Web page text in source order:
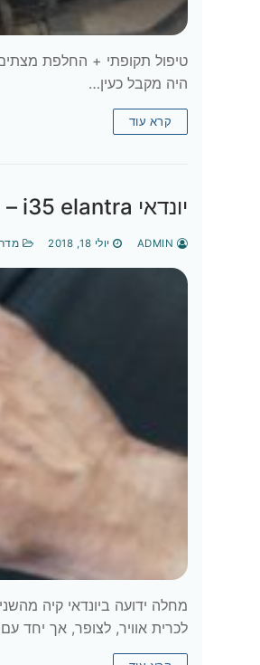
היה מקבל כעין…
קרא עוד
יונדאי i35 elantra – החלפת סליל שעון
יולי 18, 2018
מחלה ידועה ביונדאי קיה
לכרית אוויר, לצופר, אך יחד